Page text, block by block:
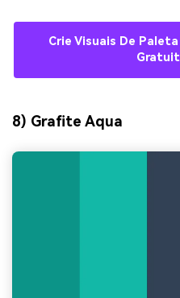
Crie Visuais De
8) Grafite Aqua